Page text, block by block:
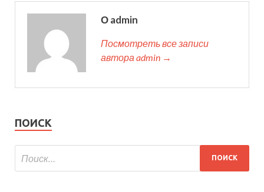
О admin
Посмотреть все записи
автора admin →
ПОИСК